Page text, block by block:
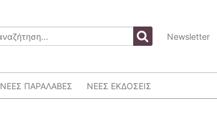
Newsletter
ΝΕΕΣ ΠΑΡΑΛΑΒΕΣ ΝΕΕΣ ΕΚΔΟΣΕΙΣ